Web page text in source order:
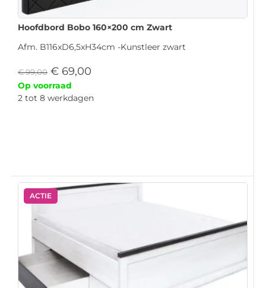
Hoofdbord Bobo 160×200 cm Zwart
Afm. B116xD6,5xH34cm -Kunstleer zwart
€99,00 € 69,00
Op voorraad
2 tot 8 werkdagen
ACTIE